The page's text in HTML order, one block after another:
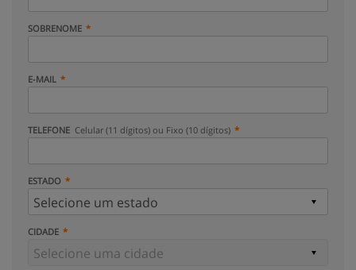
SOBRENOME
E-MAIL
TELEFONE Celular (11 dígitos) ou Fixo (10 dígitos)
ESTADO
CIDADE